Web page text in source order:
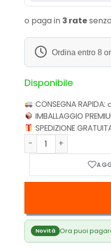
o paga in 3 rate
Ordina entro 8
Disponibile
CONSEGNA RAPIDA:
IMBALLAGGIO
SPEDIZIONE
Funko POP!
Novità Ora puoi